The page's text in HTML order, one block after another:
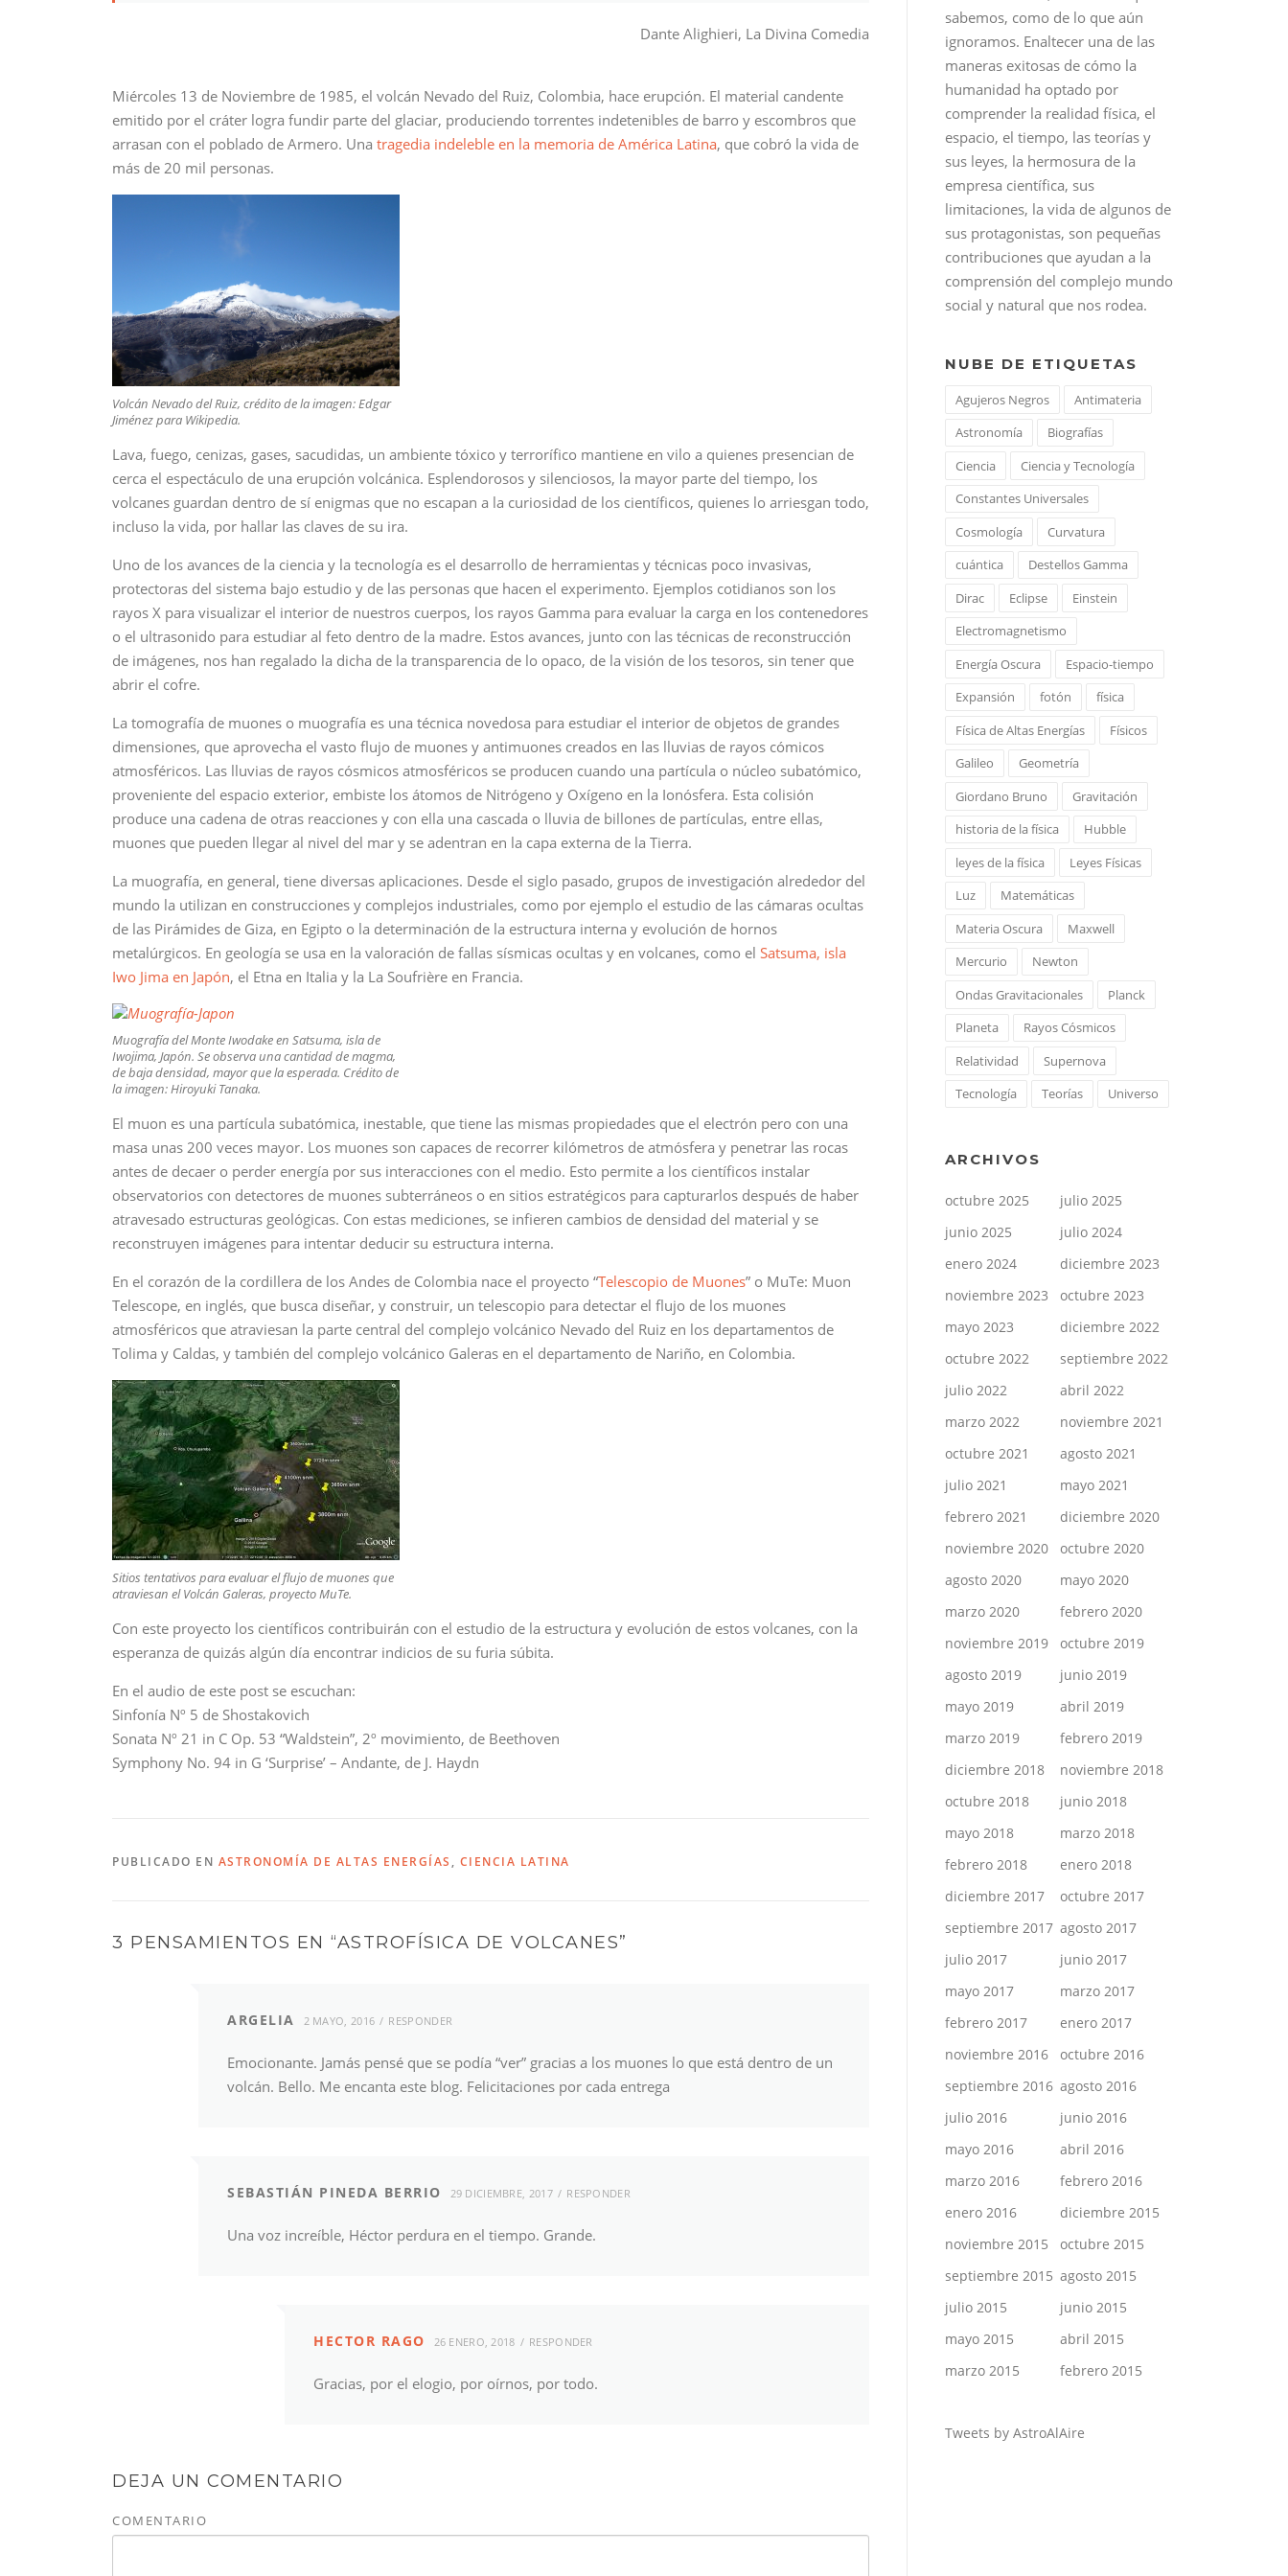
Dante Alighieri, La Divina Comedia
Miércoles 13 de Noviembre de 1985, el volcán Nevado del Ruiz, Colombia, hace erupción. El material candente
emitido por el cráter logra fundir parte del glaciar, produciendo torrentes indetenibles de barro y escombros que
arrasan con el poblado de Armero. Una tragedia indeleble en la memoria de América Latina, que cobró la vida de
más de 20 mil personas.
Volcán Nevado del Ruiz, crédito de la imagen: Edgar
Jiménez para Wikipedia.
Lava, fuego, cenizas, gases, sacudidas, un ambiente tóxico y terrorífico mantiene en vilo a quienes presencian de
cerca el espectáculo de una erupción volcánica. Esplendorosos y silenciosos, la mayor parte del tiempo, los
volcanes guardan dentro de sí enigmas que no escapan a la curiosidad de los científicos, quienes lo arriesgan todo,
incluso la vida, por hallar las claves de su ira.
Uno de los avances de la ciencia y la tecnología es el desarrollo de herramientas y técnicas poco invasivas,
protectoras del sistema bajo estudio y de las personas que hacen el experimento. Ejemplos cotidianos son los
rayos X para visualizar el interior de nuestros cuerpos, los rayos Gamma para evaluar la carga en los contenedores
o el ultrasonido para estudiar al feto dentro de la madre. Estos avances, junto con las técnicas de reconstrucción
de imágenes, nos han regalado la dicha de la transparencia de lo opaco, de la visión de los tesoros, sin tener que
abrir el cofre.
La tomografía de muones o muografía es una técnica novedosa para estudiar el interior de objetos de grandes
dimensiones, que aprovecha el vasto flujo de muones y antimuones creados en las lluvias de rayos cómicos
atmosféricos. Las lluvias de rayos cósmicos atmosféricos se producen cuando una partícula o núcleo subatómico,
proveniente del espacio exterior, embiste los átomos de Nitrógeno y Oxígeno en la Ionósfera. Esta colisión
produce una cadena de otras reacciones y con ella una cascada o lluvia de billones de partículas, entre ellas,
muones que pueden llegar al nivel del mar y se adentran en la capa externa de la Tierra.
La muografía, en general, tiene diversas aplicaciones. Desde el siglo pasado, grupos de investigación alrededor del
mundo la utilizan en construcciones y complejos industriales, como por ejemplo el estudio de las cámaras ocultas
de las Pirámides de Giza, en Egipto o la determinación de la estructura interna y evolución de hornos
metalúrgicos. En geología se usa en la valoración de fallas sísmicas ocultas y en volcanes, como el Satsuma, isla
Iwo Jima en Japón, el Etna en Italia y la La Soufrière en Francia.
Muografía del Monte Iwodake en Satsuma, isla de
Iwojima, Japón. Se observa una cantidad de magma,
de baja densidad, mayor que la esperada. Crédito de
la imagen: Hiroyuki Tanaka.
El muon es una partícula subatómica, inestable, que tiene las mismas propiedades que el electrón pero con una
masa unas 200 veces mayor. Los muones son capaces de recorrer kilómetros de atmósfera y penetrar las rocas
antes de decaer o perder energía por sus interacciones con el medio. Esto permite a los científicos instalar
observatorios con detectores de muones subterráneos o en sitios estratégicos para capturarlos después de haber
atravesado estructuras geológicas. Con estas mediciones, se infieren cambios de densidad del material y se
reconstruyen imágenes para intentar deducir su estructura interna.
En el corazón de la cordillera de los Andes de Colombia nace el proyecto “Telescopio de Muones” o MuTe: Muon
Telescope, en inglés, que busca diseñar, y construir, un telescopio para detectar el ﬂujo de los muones
atmosféricos que atraviesan la parte central del complejo volcánico Nevado del Ruiz en los departamentos de
Tolima y Caldas, y también del complejo volcánico Galeras en el departamento de Nariño, en Colombia.
Sitios tentativos para evaluar el flujo de muones que
atraviesan el Volcán Galeras, proyecto MuTe.
Con este proyecto los científicos contribuirán con el estudio de la estructura y evolución de estos volcanes, con la
esperanza de quizás algún día encontrar indicios de su furia súbita.
En el audio de este post se escuchan:
Sinfonía Nº 5 de Shostakovich
Sonata Nº 21 in C Op. 53 “Waldstein”, 2º movimiento, de Beethoven
Symphony No. 94 in G ‘Surprise’ – Andante, de J. Haydn
PUBLICADO EN ASTRONOMÍA DE ALTAS ENERGÍAS , CIENCIA LATINA
3 PENSAMIENTOS EN “ASTROFÍSICA DE VOLCANES”
ARGELIA 2 MAYO, 2016 RESPONDER
Emocionante. Jamás pensé que se podía “ver” gracias a los muones lo que está dentro de un
volcán. Bello. Me encanta este blog. Felicitaciones por cada entrega
SEBASTIÁN PINEDA BERRIO 29 DICIEMBRE, 2017 RESPONDER
Una voz increíble, Héctor perdura en el tiempo. Grande.
HECTOR RAGO 26 ENERO, 2018 RESPONDER
Gracias, por el elogio, por oírnos, por todo.
DEJA UN COMENTARIO
COMENTARIO
sabemos, como de lo que aún
ignoramos. Enaltecer una de las
maneras exitosas de cómo la
humanidad ha optado por
comprender la realidad física, el
espacio, el tiempo, las teorías y
sus leyes, la hermosura de la
empresa científica, sus
limitaciones, la vida de algunos de
sus protagonistas, son pequeñas
contribuciones que ayudan a la
comprensión del complejo mundo
social y natural que nos rodea.
NUBE DE ETIQUETAS
Agujeros Negros
Antimateria
Astronomía
Biografías
Ciencia
Ciencia y Tecnología
Constantes Universales
Cosmología
Curvatura
cuántica
Destellos Gamma
Dirac
Eclipse
Einstein
Electromagnetismo
Energía Oscura
Espacio-tiempo
Expansión
fotón
física
Física de Altas Energías
Físicos
Galileo
Geometría
Giordano Bruno
Gravitación
historia de la física
Hubble
leyes de la física
Leyes Físicas
Luz
Matemáticas
Materia Oscura
Maxwell
Mercurio
Newton
Ondas Gravitacionales
Planck
Planeta
Rayos Cósmicos
Relatividad
Supernova
Tecnología
Teorías Universo
ARCHIVOS
octubre 2025
julio 2025
junio 2025
julio 2024
enero 2024
diciembre 2023
noviembre 2023
octubre 2023
mayo 2023
diciembre 2022
octubre 2022
septiembre 2022
julio 2022
abril 2022
marzo 2022
noviembre 2021
octubre 2021
agosto 2021
julio 2021
mayo 2021
febrero 2021
diciembre 2020
noviembre 2020
octubre 2020
agosto 2020
mayo 2020
marzo 2020
febrero 2020
noviembre 2019
octubre 2019
agosto 2019
junio 2019
mayo 2019
abril 2019
marzo 2019
febrero 2019
diciembre 2018
noviembre 2018
octubre 2018
junio 2018
mayo 2018
marzo 2018
febrero 2018
enero 2018
diciembre 2017
octubre 2017
septiembre 2017 agosto 2017
julio 2017
junio 2017
mayo 2017
marzo 2017
febrero 2017
enero 2017
noviembre 2016
octubre 2016
septiembre 2016 agosto 2016
julio 2016
junio 2016
mayo 2016
abril 2016
marzo 2016
febrero 2016
enero 2016
diciembre 2015
noviembre 2015
octubre 2015
septiembre 2015 agosto 2015
julio 2015
junio 2015
mayo 2015
abril 2015
marzo 2015
febrero 2015
Tweets by AstroAlAire